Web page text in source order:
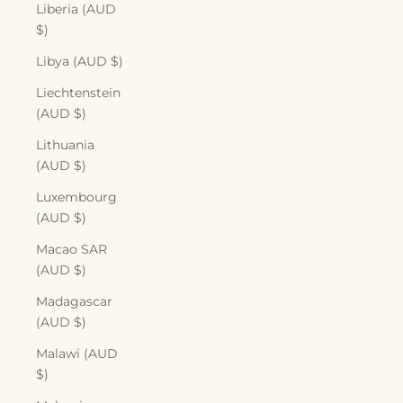
Liberia (AUD
$)
Libya (AUD $)
Liechtenstein
(AUD $)
Lithuania
(AUD $)
Luxembourg
(AUD $)
Macao SAR
(AUD $)
Madagascar
(AUD $)
Malawi (AUD
$)